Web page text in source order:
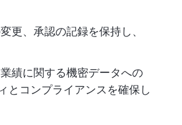
更、承認の記録を保持し、
績に関する機密データへの
とコンプライアンスを確保し